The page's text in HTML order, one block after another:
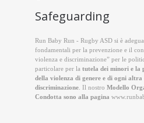
Safeguarding
Run Baby Run - Rugby ASD si è
fondamentali per la prevenzione e il
violenza e discriminazione” per le
particolare per la tutela dei minori e la
della violenza di genere e di ogni altra
discriminazione . Il nostro Modello
Condotta sono alla pagina